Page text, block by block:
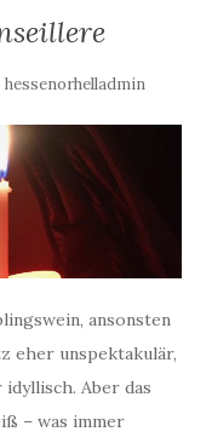
hessenorhelladmin
ansonsten
eher unspektakulär,
Aber das
– was immer